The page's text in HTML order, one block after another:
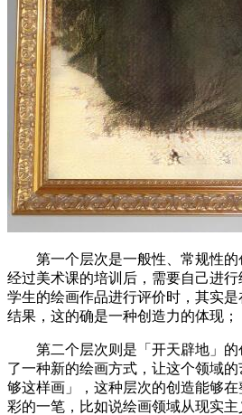
第一个层次是一般性、常规性的
经过美术课的培训后，需要自己进
学生的绘画作品进行评价时，其实
结果，这的确是一种创造力的体现；
第二个层次则是「开天辟地」的
了一种新的绘画方式，让这个领域
够这样画」，这种层次的创造能够
彩的一笔，比如说绘画领域从现实主